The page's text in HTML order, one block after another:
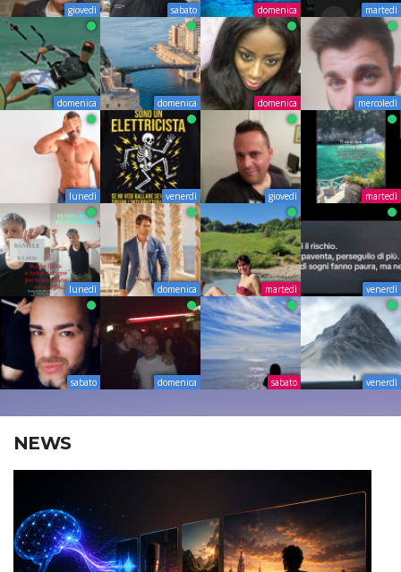
giovedì sabato domenica martedì
domenica domenica domenica mercoledì
lunedì venerdì giovedì martedì
lunedì domenica martedì venerdì
sabato domenica sabato venerdì
NEWS